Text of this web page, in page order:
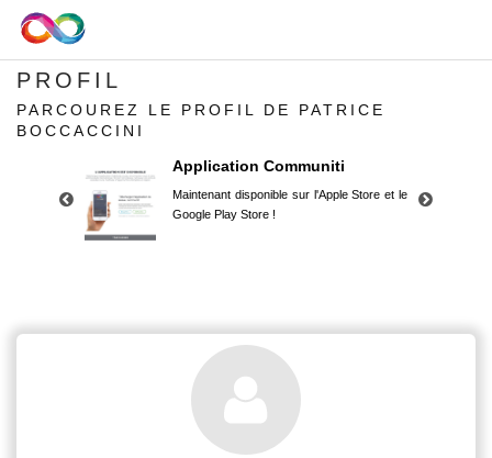
PROFIL
PARCOUREZ LE PROFIL DE PATRICE
BOCCACCINI
Application Communiti
Maintenant disponible sur l'Apple Store et le
Google Play Store !
Google Play Store !